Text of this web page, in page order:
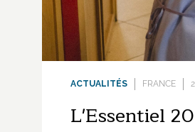
ACTUALITÉS FRANCE
L'Essentiel